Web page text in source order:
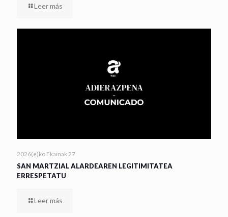
Leer más
2026(e)ko Ekainak 27
SAN MARTZIAL ALARDEAREN LEGITIMITATEA
ERRESPETATU
Leer más